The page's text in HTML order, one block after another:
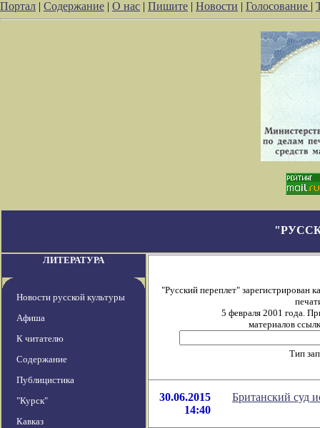
Портал | Содержание | О нас | Пишите | Новости | Голосование |
ЛИТЕРАТУРА
Новости русской культуры
Афиша
К читателю
Содержание
Публицистика
"Курск"
Кавказ
"Русский переплет" зарегистрирован
5 февраля 2001 года.
материалов
Тип
30.06.2015
14:40
Британский суд